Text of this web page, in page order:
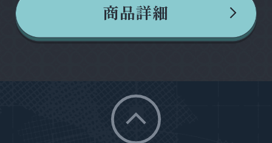
商品詳細